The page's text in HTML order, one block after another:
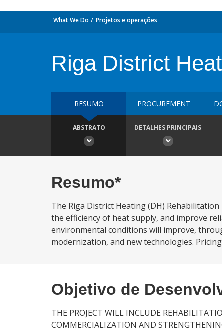
What We Do Projetos e operações
Riga District
RESUMO PROCUREMENT
ABSTRATO DETALHES PRINCIPAIS
Resumo*
The Riga District Heating (DH)
the efficiency of heat supply, and improve
environmental conditions will improve,
modernization, and new technologies.
Objetivo de
THE PROJECT WILL INCLUDE
COMMERCIALIZATION AND